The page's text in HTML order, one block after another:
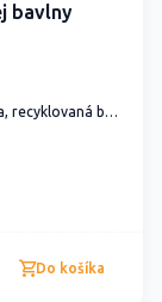
bavlny
bavlna
Do košíka